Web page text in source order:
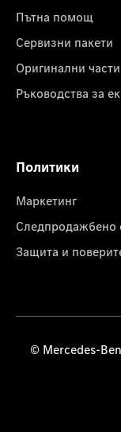
Пътна помощ
Сервизни пакети
Оригинални части
Ръководства за
Политики
Маркетинг
Следпродажбено
Защита и
© Mercedes-